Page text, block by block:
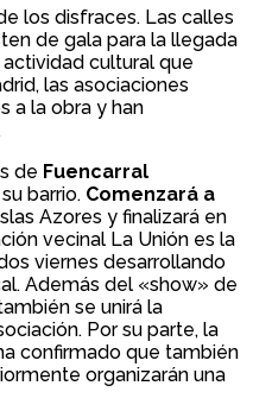
los disfraces. Las calles
de gala para la llegada
actividad cultural que
las asociaciones
a la obra y han
de Fuencarral
barrio. Comenzará a
Azores y finalizará en
vecinal La Unión es la
viernes desarrollando
Además del «show» de
se unirá la
Por su parte, la
confirmado que también
organizarán una